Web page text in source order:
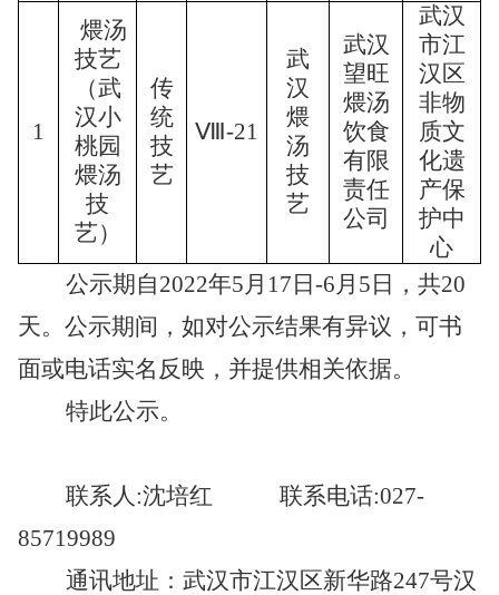
1
煨汤
技艺
（武
汉小
桃园
煨汤
技
艺）
传
统
技
艺
Ⅷ-21
武
汉
煨
汤
技
艺
武汉
望旺
煨汤
饮食
有限
责任
公司
武汉
市江
汉区
非物
质文
化遗
产保
护中
心
公示期自2022年5月17日-6月5日，共20
天。公示期间，如对公示结果有异议，可书
面或电话实名反映，并提供相关依据。
特此公示。
联系人:沈培红 联系电话:027-
85719989
通讯地址：武汉市江汉区新华路247号汉